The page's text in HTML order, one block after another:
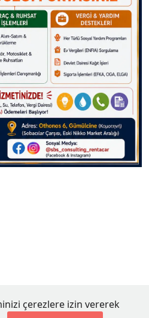
çerezlere izin vererek